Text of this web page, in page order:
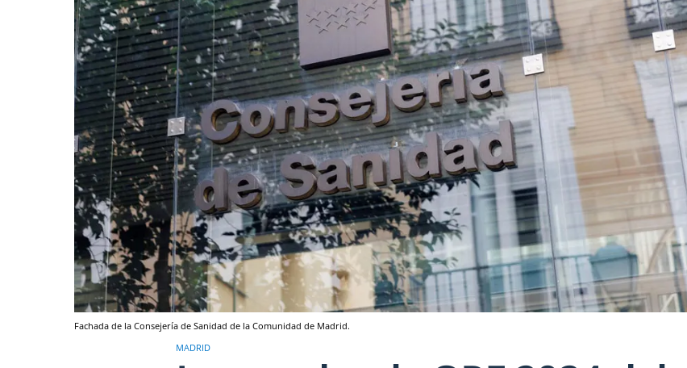
Fachada de la Consejería de Sanidad de la Comunidad de Madrid.
MADRID